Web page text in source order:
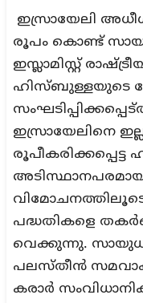
ഇസ്രായേലി
രൂപം കൊണ്ട്
ഇസ്ലാമിസ്റ്റ്
ഹിസ്ബുള്ളയുടെ
സംഘടിപ്പിക്കപ്പെട്
ഇസ്രായേലിനെ
രൂപീകരിക്കപ്പെട്ട
പദ്ധതികളെ
വെക്കുന്നു.
പലസ്തീന്‍
കരാര്‍